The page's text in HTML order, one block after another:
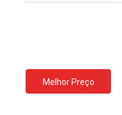
Melhor Preço